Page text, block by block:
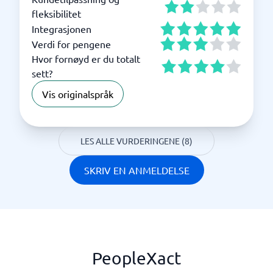
fleksibilitet
Integrasjonen
Verdi for pengene
Hvor fornøyd er du totalt
sett?
Vis originalspråk
LES ALLE VURDERINGENE (8)
SKRIV EN ANMELDELSE
PeopleXact